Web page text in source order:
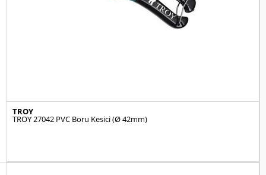
TROY
TROY 27042 PVC Boru Kesici (Ø 42mm)